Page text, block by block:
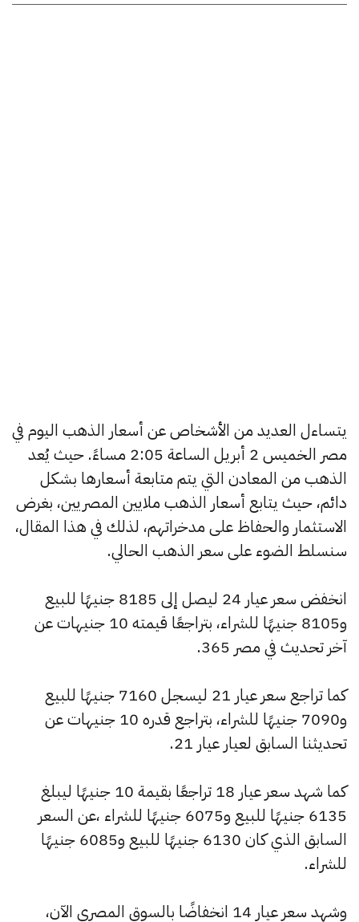
يتساءل العديد من الأشخاص عن أسعار الذهب اليوم في
مصر الخميس 2 أبريل الساعة 2:05 مساءً. حيث يُعد
الذهب من المعادن التي يتم متابعة أسعارها بشكل
دائم، حيث يتابع أسعار الذهب ملايين المصريين، بغرض
الاستثمار والحفاظ على مدخراتهم، لذلك في هذا المقال،
سنسلط الضوء على سعر الذهب الحالي.
انخفض سعر عيار 24 ليصل إلى 8185 جنيهًا للبيع
و8105 جنيهًا للشراء، بتراجعًا قيمته 10 جنيهات عن
آخر تحديث في مصر 365.
كما تراجع سعر عيار 21 ليسجل 7160 جنيهًا للبيع
و7090 جنيهًا للشراء، بتراجع قدره 10 جنيهات عن
تحديثنا السابق لعيار عيار 21.
كما شهد سعر عيار 18 تراجعًا بقيمة 10 جنيهًا ليبلغ
6135 جنيهًا للبيع و6075 جنيهًا للشراء ،عن السعر
السابق الذي كان 6130 جنيهًا للبيع و6085 جنيهًا
للشراء.
وشهد سعر عيار 14 انخفاضًا بالسوق المصري الآن،